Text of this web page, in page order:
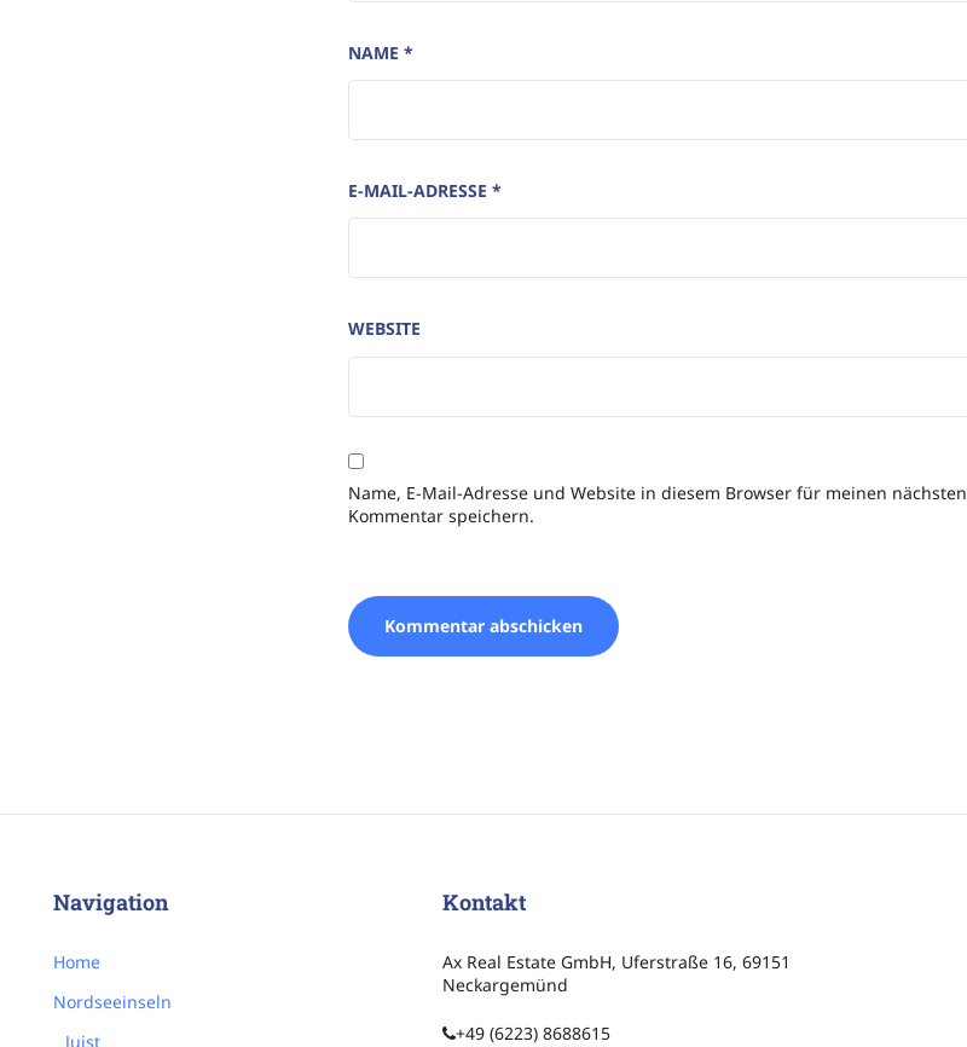
NAME *
E-MAIL-ADRESSE *
WEBSITE
Name, E-Mail-Adresse und Website in diesem Browser für meinen nächsten
Kommentar speichern.
Navigation
Home
Nordseeinseln
Juist
Kontakt
Ax Real Estate GmbH, Uferstraße 16, 69151
Neckargemünd
+49 (6223) 8688615